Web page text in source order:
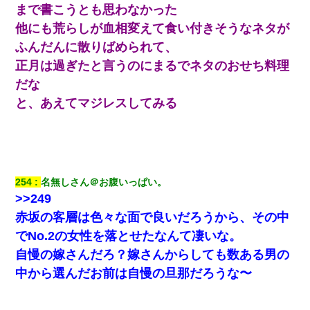
【画像】女上司(30)「終電なくなったね…部屋くる？」ワ
イ「行きます！」
9月に付き合い始めたけどこの、この人と結婚はないわと判
断して別れた。その元彼が交通事故で重体になっているら
しく…
アパートのドアに『ハンザイ者！この人はさいあくの人で
す』と張り紙が！大家「面倒はごめんだよ」私「はあ」→
警察に行き、見回りで犯人が捕まったが、それが…｜生活
生保レディと行為する為に駆け引きしてみた結果ｗｗｗｗ
ｗｗｗｗｗｗｗｗ
まで書こうとも思わなかった
他にも荒らしが血相変えて食い付きそうなネタが
ふんだんに散りばめられて、
正月は過ぎたと言うのにまるでネタのおせち料理
だな
と、あえてマジレスしてみる
254 名無しさん＠お腹いっぱい。
>>249
赤坂の客層は色々な面で良いだろうから、その中
でNo.2の女性を落とせたなんて凄いな。
自慢の嫁さんだろ？嫁さんからしても数ある男の
中から選んだお前は自慢の旦那だろうな〜